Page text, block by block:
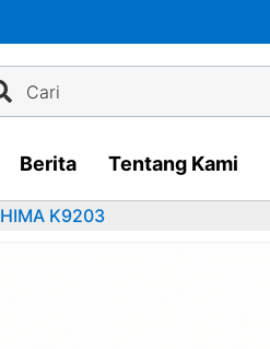
Cari
Berita Tentang Kami
HIMA K9203